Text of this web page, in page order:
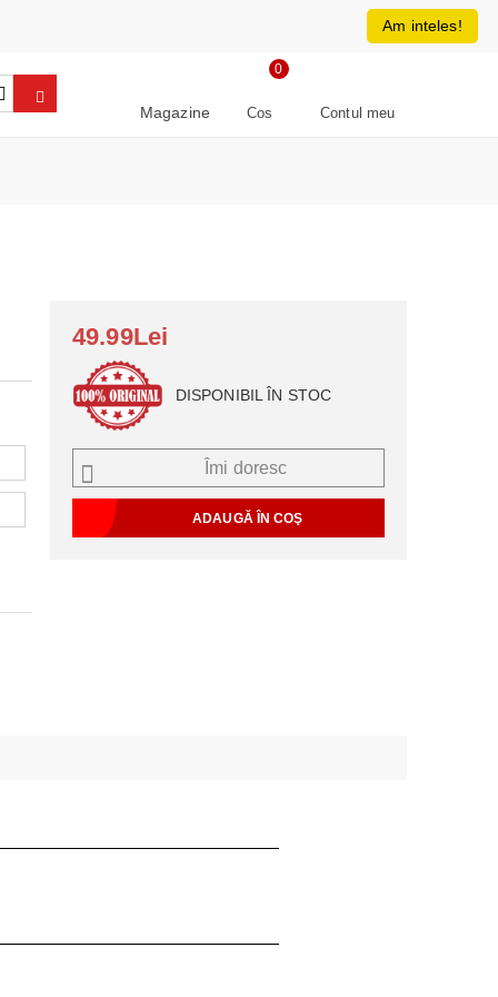
RON
Magazine Cos
0
Contul meu
49.99Lei
DISPONIBIL ÎN STOC
Îmi doresc
Am inteles!